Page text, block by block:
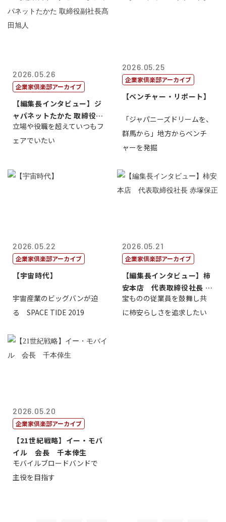
2026.05.26
企業家倶楽部アーカイブ
【編集長インタビュー】ジ
ャパネットたかた 取締役副
社長髙田旭...
立場や役職を超えていつもフ
ェアでいたい
2026.05.25
企業家倶楽部アーカイブ
【ベンチャー・リポート】
「ジャパニーズドリームを、
群馬から」地方からベンチ
ャーを発掘
2026.05.22
企業家倶楽部アーカイブ
【宇宙時代】
宇宙産業のビッグバンが迫
る SPACE TIDE 2019
2026.05.21
企業家倶楽部アーカイブ
【編集長インタビュー】柿
安本店 代表取締役社長 赤
塚保正
宝ものの従業員を鼓舞し共
に柿安らしさを追求したい
2026.05.20
企業家倶楽部アーカイブ
【21世紀戦略】イー・モバ
イル 会長 千本倖生
モバイルブロードバンドで
主役を目指す